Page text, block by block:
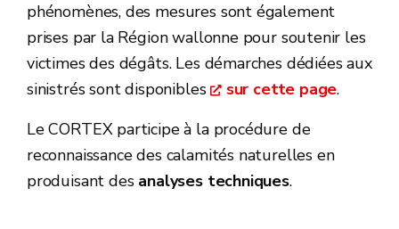
phénomènes, des mesures sont également
prises par la Région wallonne pour soutenir les
victimes des dégâts. Les démarches dédiées aux
sinistrés sont disponibles
sur cette page.
Le CORTEX participe à la procédure de
reconnaissance des calamités naturelles en
produisant des analyses techniques.